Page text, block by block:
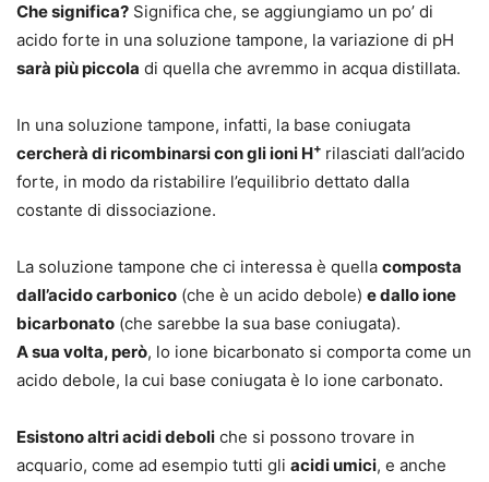
Che significa? Significa che, se aggiungiamo un po’ di
acido forte in una soluzione tampone, la variazione di pH
sarà più piccola di quella che avremmo in acqua distillata.
In una soluzione tampone, infatti, la base coniugata
cercherà di ricombinarsi con gli ioni H+ rilasciati dall’acido
forte, in modo da ristabilire l’equilibrio dettato dalla
costante di dissociazione.
La soluzione tampone che ci interessa è quella composta
dall’acido carbonico (che è un acido debole) e dallo ione
bicarbonato (che sarebbe la sua base coniugata).
A sua volta, però, lo ione bicarbonato si comporta come un
acido debole, la cui base coniugata è lo ione carbonato.
Esistono altri acidi deboli che si possono trovare in
acquario, come ad esempio tutti gli acidi umici, e anche